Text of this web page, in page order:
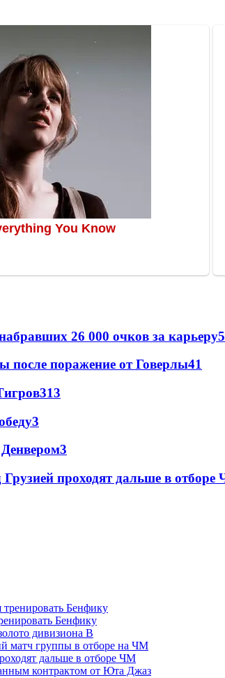
26 000 очков за карьеру5
после поражение от Говерлы41
313
3
3
Грузией проходят дальше в
Бенфику
дивизиона В
матч группы в отборе на ЧМ
дальше в отборе ЧМ
контрактом от Юта Джаз